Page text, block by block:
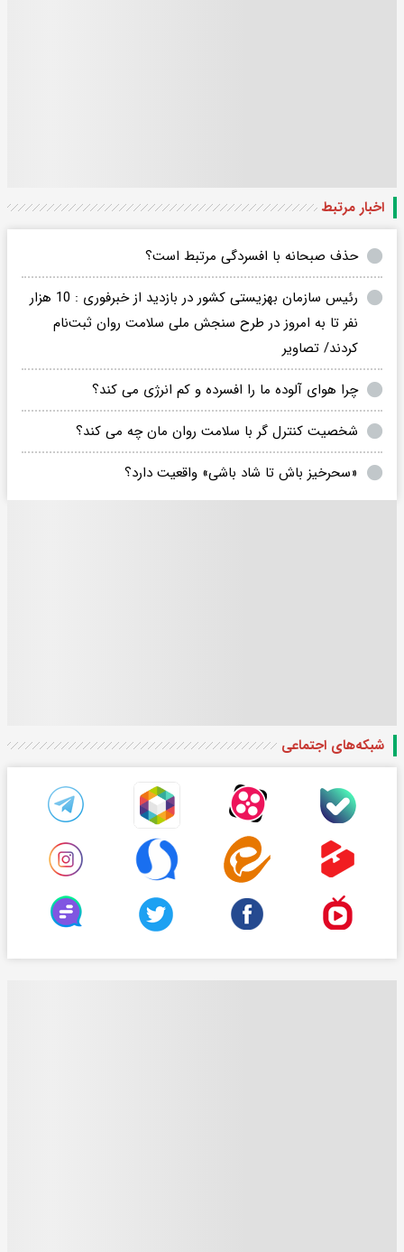
اخبار مرتبط
حذف صبحانه با افسردگی مرتبط است؟
رئیس سازمان بهزیستی کشور در بازدید از خبرفوری : 10 هزار
نفر تا به امروز در طرح سنجش ملی سلامت روان ثبت‌نام
کردند/ تصاویر
چرا هوای آلوده ما را افسرده و کم انرژی می کند؟
شخصیت کنترل گر با سلامت روان مان چه می کند؟
«سحرخیز باش تا شاد باشی» واقعیت دارد؟
شبکه‌های اجتماعی